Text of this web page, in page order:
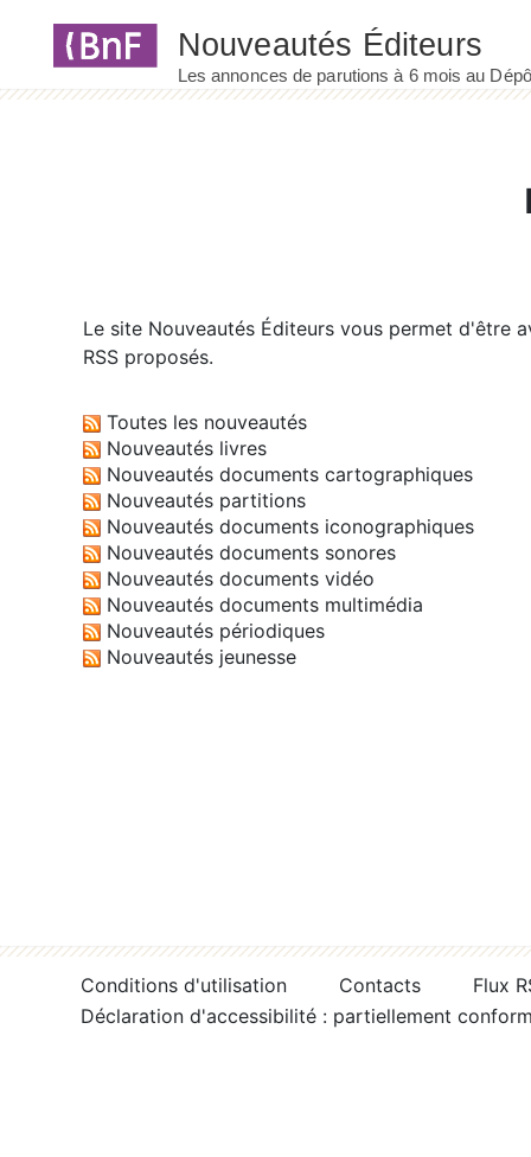
Le site Nouveautés Éditeurs vous permet d'être
RSS proposés.
Toutes les nouveautés
Nouveautés livres
Nouveautés documents cartographiques
Nouveautés partitions
Nouveautés documents iconographiques
Nouveautés documents sonores
Nouveautés documents vidéo
Nouveautés documents multimédia
Nouveautés périodiques
Nouveautés jeunesse
Conditions d'utilisation Contacts
Flux
Déclaration d'accessibilité : partiellement